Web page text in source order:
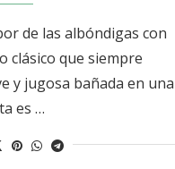
de las albóndigas con
clásico que siempre
y jugosa bañada en una
es …